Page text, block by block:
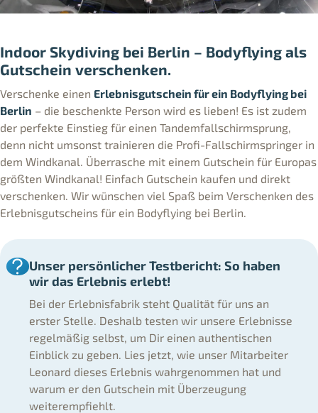
Indoor Skydiving bei Berlin – Bodyflying als
Gutschein verschenken.
Verschenke einen Erlebnisgutschein für ein Bodyflying bei
Berlin – die beschenkte Person wird es lieben! Es ist zudem
der perfekte Einstieg für einen Tandemfallschirmsprung,
denn nicht umsonst trainieren die Profi-Fallschirmspringer in
dem Windkanal. Überrasche mit einem Gutschein für Europas
größten Windkanal! Einfach Gutschein kaufen und direkt
verschenken. Wir wünschen viel Spaß beim Verschenken des
Erlebnisgutscheins für ein Bodyflying bei Berlin.
Unser persönlicher Testbericht: So haben
wir das Erlebnis erlebt!
Bei der Erlebnisfabrik steht Qualität für uns an
erster Stelle. Deshalb testen wir unsere Erlebnisse
regelmäßig selbst, um Dir einen authentischen
Einblick zu geben. Lies jetzt, wie unser Mitarbeiter
Leonard dieses Erlebnis wahrgenommen hat und
warum er den Gutschein mit Überzeugung
weiterempfiehlt.